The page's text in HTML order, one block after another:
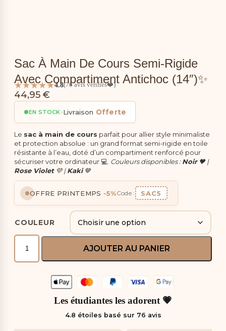
Sac À Main De Cours Semi-Rigide
Avec Compartiment Antichoc (14″)✨
★★★★★4.8(76 avis vérifiés❤️)
44,95 €
EN STOCK•Livraison Offerte
Le sac à main de cours parfait pour allier style minimaliste
et protection absolue : un grand format semi-rigide en toile
résistante à l’eau, doté d’un compartiment renforcé pour
sécuriser votre ordinateur 💻. Couleurs disponibles :Noir🖤 |
Rose Violet💜 |Kaki🤎
OFFRE PRINTEMPS -5%Code : SAC5
COULEUR
AJOUTER AU PANIER
Les étudiantes les adorent 💗
4.8 étoiles basé sur 76 avis